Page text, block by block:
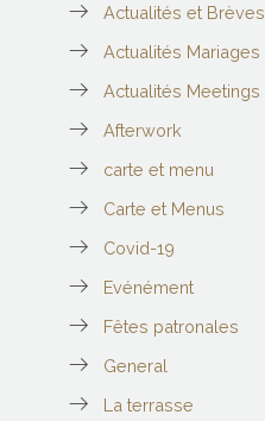
Actualités et Brèves
Actualités Mariages
Actualités Meetings
Afterwork
carte et menu
Carte et Menus
Covid-19
Evénément
Fêtes patronales
General
La terrasse